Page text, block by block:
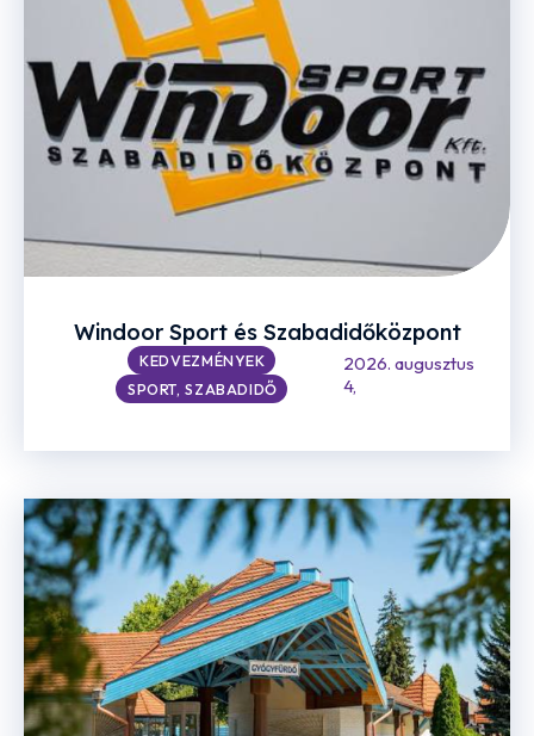
Windoor Sport és Szabadidőközpont
KEDVEZMÉNYEK
SPORT, SZABADIDŐ
2026. augusztus
4,